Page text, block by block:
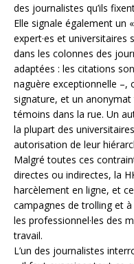
des journalistes qu’ils
Elle signale également un
expert·es et universitaires
dans les colonnes des
adaptées : les citations
naguère exceptionnelle –,
signature, et un anonymat
témoins dans la rue. Un
la plupart des
autorisation de leur
Malgré toutes ces
directes ou indirectes, la
harcèlement en ligne, et
campagnes de trolling et
les professionnel·les des
travail.
L’un des journalistes